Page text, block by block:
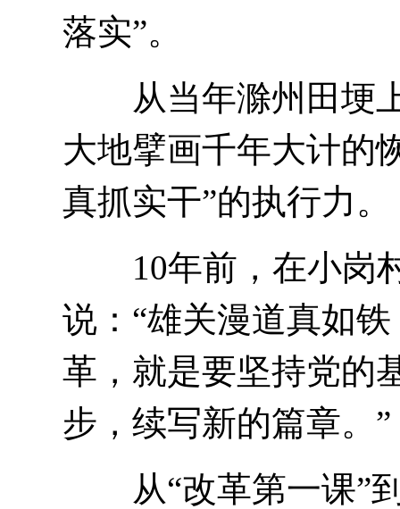
落实”。
从当年滁州田埂上
大地擘画千年大计的
真抓实干”的执行力。
10年前，在小岗村
说：“雄关漫道真如
革，就是要坚持党的
步，续写新的篇章。”
从“改革第一课”到